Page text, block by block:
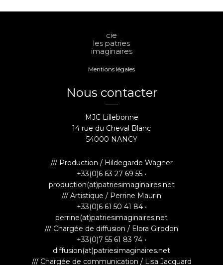
cie
les patries
imaginaires
Mentions légales
Nous contacter
MJC Lillebonne
14 rue du Cheval Blanc
54000 NANCY
/// Production / Hildegarde Wagner
+33(0)6 63 27 69 55 •
production(at)patriesimaginaires.net
/// Artistique / Perrine Maurin
+33(0)6 61 50 41 84 •
perrine(at)patriesimaginaires.net
/// Chargée de diffusion / Elora Girodon
+33(0)7 55 61 83 74 •
diffusion(at)patriesimaginaires.net
/// Chargée de communication / Lisa Jacquard